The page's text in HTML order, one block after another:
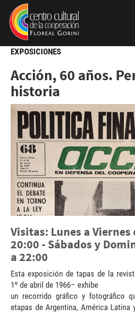
Pasar al contenido principal
Jump to main content
EXPOSICIONES
Acción, 60 años.
historia
Visitas: Lunes a Viernes
20:00 - Sábados y
a 22:00
Esta exposición de tapas de la
1º de abril de 1966– exhibe
un recorrido gráfico y fotográfico
etapas de Argentina, América Latina